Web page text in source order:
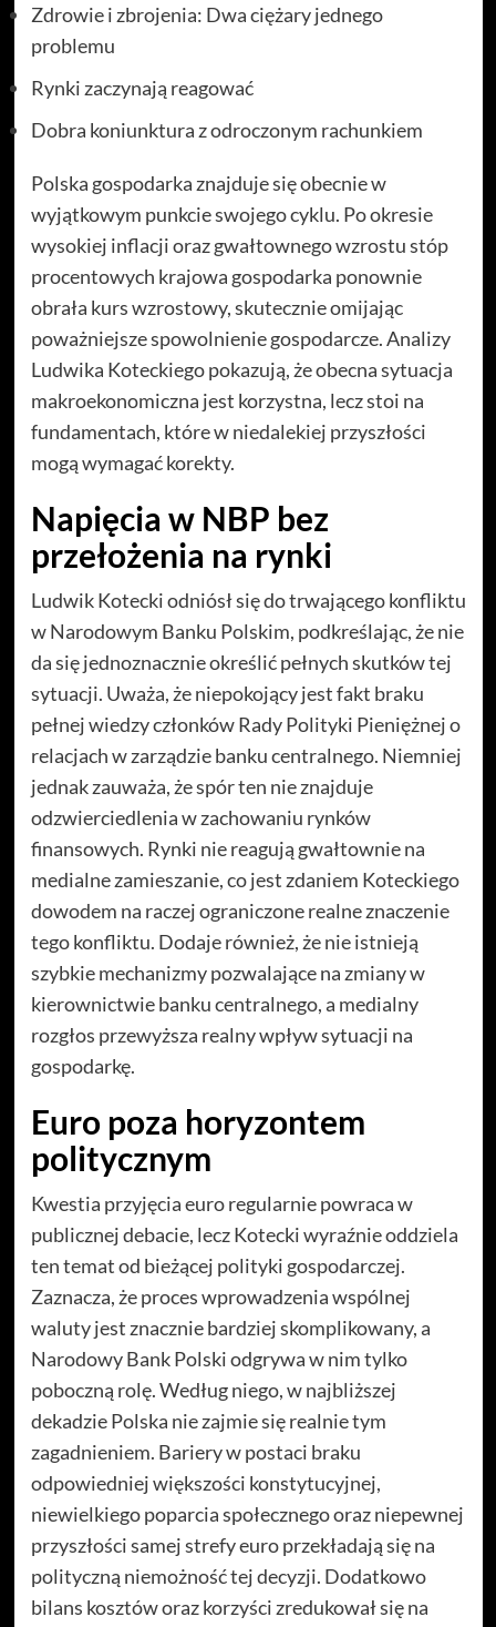
Zdrowie i zbrojenia: Dwa ciężary jednego
problemu
Rynki zaczynają reagować
Dobra koniunktura z odroczonym rachunkiem
Polska gospodarka znajduje się obecnie w
wyjątkowym punkcie swojego cyklu. Po okresie
wysokiej inflacji oraz gwałtownego wzrostu stóp
procentowych krajowa gospodarka ponownie
obrała kurs wzrostowy, skutecznie omijając
poważniejsze spowolnienie gospodarcze. Analizy
Ludwika Koteckiego pokazują, że obecna sytuacja
makroekonomiczna jest korzystna, lecz stoi na
fundamentach, które w niedalekiej przyszłości
mogą wymagać korekty.
Napięcia w NBP bez
przełożenia na rynki
Ludwik Kotecki odniósł się do trwającego konfliktu
w Narodowym Banku Polskim, podkreślając, że nie
da się jednoznacznie określić pełnych skutków tej
sytuacji. Uważa, że niepokojący jest fakt braku
pełnej wiedzy członków Rady Polityki Pieniężnej o
relacjach w zarządzie banku centralnego. Niemniej
jednak zauważa, że spór ten nie znajduje
odzwierciedlenia w zachowaniu rynków
finansowych. Rynki nie reagują gwałtownie na
medialne zamieszanie, co jest zdaniem Koteckiego
dowodem na raczej ograniczone realne znaczenie
tego konfliktu. Dodaje również, że nie istnieją
szybkie mechanizmy pozwalające na zmiany w
kierownictwie banku centralnego, a medialny
rozgłos przewyższa realny wpływ sytuacji na
gospodarkę.
Euro poza horyzontem
politycznym
Kwestia przyjęcia euro regularnie powraca w
publicznej debacie, lecz Kotecki wyraźnie oddziela
ten temat od bieżącej polityki gospodarczej.
Zaznacza, że proces wprowadzenia wspólnej
waluty jest znacznie bardziej skomplikowany, a
Narodowy Bank Polski odgrywa w nim tylko
poboczną rolę. Według niego, w najbliższej
dekadzie Polska nie zajmie się realnie tym
zagadnieniem. Bariery w postaci braku
odpowiedniej większości konstytucyjnej,
niewielkiego poparcia społecznego oraz niepewnej
przyszłości samej strefy euro przekładają się na
polityczną niemożność tej decyzji. Dodatkowo
bilans kosztów oraz korzyści zredukował się na